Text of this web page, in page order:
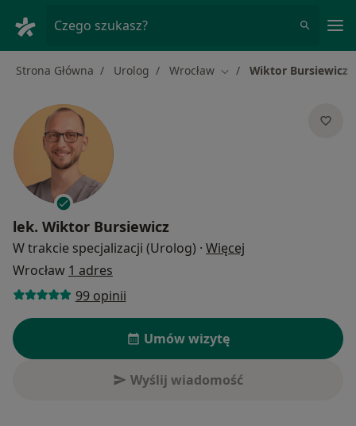
Czego szukasz?
Strona Główna Urolog Wrocław Zmień miasto
Wiktor Bursiewicz
lek. Wiktor Bursiewicz
W trakcie specjalizacji (Urolog) · Więcej
Wrocław 1 adres
99 opinii
Umów wizytę
Wyślij wiadomość